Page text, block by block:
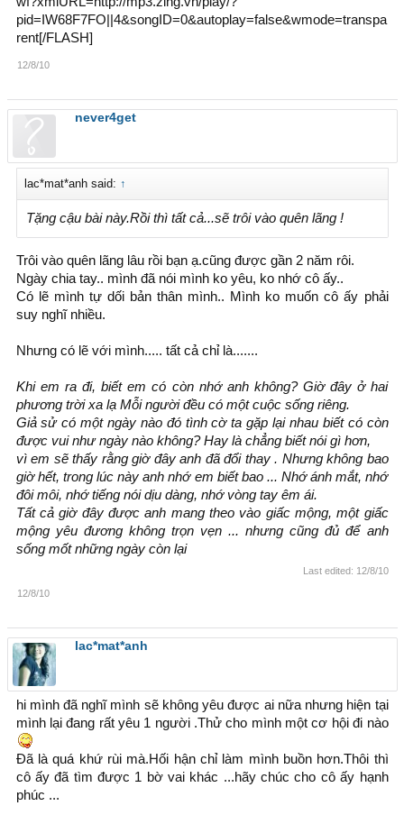
pid=IW68F7FO||4&songID=0&autoplay=false&wmode=transpa
rent[/FLASH]
12/8/10
never4get
lac*mat*anh said: ↑
Tặng cậu bài này.Rồi thì tất cả...sẽ trôi vào quên lãng !
Trôi vào quên lãng lâu rồi bạn ạ.cũng được gần 2 năm rôi.
Ngày chia tay.. mình đã nói mình ko yêu, ko nhớ cô ấy..
Có lẽ mình tự dối bản thân mình.. Mình ko muốn cô ấy phải
suy nghĩ nhiều.
Nhưng có lẽ với mình..... tất cả chỉ là.......
Khi em ra đi, biết em có còn nhớ anh không? Giờ đây ở hai
phương trời xa lạ Mỗi người đều có một cuộc sống riêng.
Giả sử có một ngày nào đó tình cờ ta gặp lại nhau biết có còn
được vui như ngày nào không? Hay là chẳng biết nói gì hơn,
vì em sẽ thấy rằng giờ đây anh đã đổi thay . Nhưng không bao
giờ hết, trong lúc này anh nhớ em biết bao ... Nhớ ánh mắt, nhớ
đôi môi, nhớ tiếng nói dịu dàng, nhớ vòng tay êm ái.
Tất cả giờ đây được anh mang theo vào giấc mộng, một giấc
mộng yêu đương không trọn vẹn ... nhưng cũng đủ để anh
sống mốt những ngày còn lại
Last edited: 12/8/10
12/8/10
lac*mat*anh
hi mình đã nghĩ mình sẽ không yêu được ai nữa nhưng hiện tại
mình lại đang rất yêu 1 người .Thử cho mình một cơ hội đi nào
Đã là quá khứ rùi mà.Hối hận chỉ làm mình buồn hơn.Thôi thì
cô ấy đã tìm được 1 bờ vai khác ...hãy chúc cho cô ấy hạnh
phúc ...